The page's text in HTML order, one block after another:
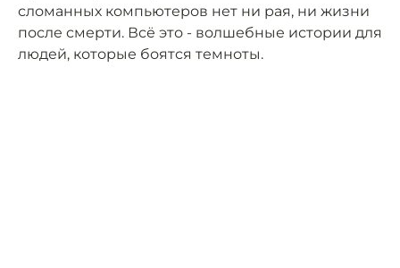
сломанных компьютеров нет ни рая, ни жизни
после смерти. Всё это - волшебные истории для
людей, которые боятся темноты.